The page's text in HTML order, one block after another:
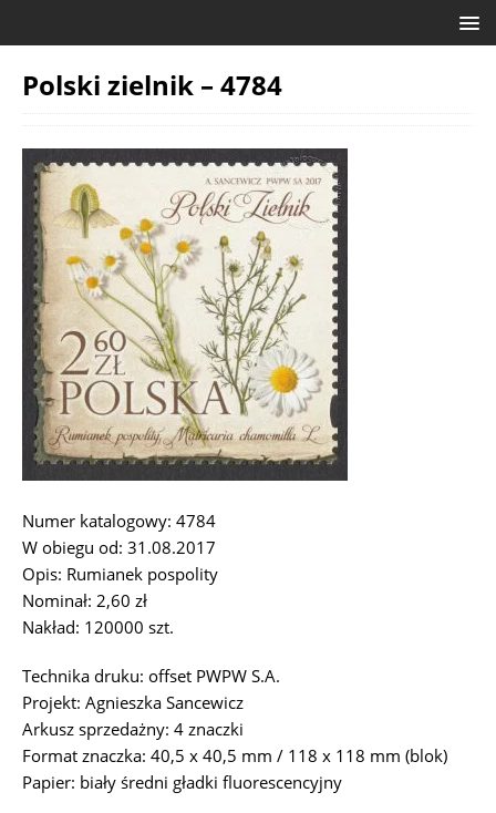
Polski zielnik – 4784
Numer katalogowy: 4784
W obiegu od: 31.08.2017
Opis: Rumianek pospolity
Nominał: 2,60 zł
Nakład: 120000 szt.
Technika druku: offset PWPW S.A.
Projekt: Agnieszka Sancewicz
Arkusz sprzedażny: 4 znaczki
Format znaczka: 40,5 x 40,5 mm / 118 x 118 mm (blok)
Papier: biały średni gładki fluorescencyjny